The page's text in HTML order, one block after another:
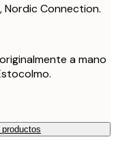
Connection.
a mano